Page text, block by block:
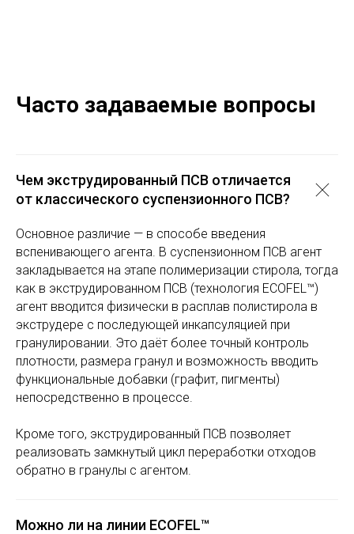
Часто задаваемые вопросы
Чем экструдированный ПСВ отличается
от классического суспензионного ПСВ?
Основное различие — в способе введения
вспенивающего агента. В суспензионном ПСВ агент
закладывается на этапе полимеризации стирола, тогда
как в экструдированном ПСВ (технология ECOFEL™)
агент вводится физически в расплав полистирола в
экструдере с последующей инкапсуляцией при
гранулировании. Это даёт более точный контроль
плотности, размера гранул и возможность вводить
функциональные добавки (графит, пигменты)
непосредственно в процессе.
Кроме того, экструдированный ПСВ позволяет
реализовать замкнутый цикл переработки отходов
обратно в гранулы с агентом.
Можно ли на линии ECOFEL™